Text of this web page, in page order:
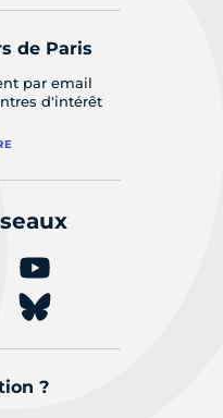
de Paris
par email
d'intérêt
?